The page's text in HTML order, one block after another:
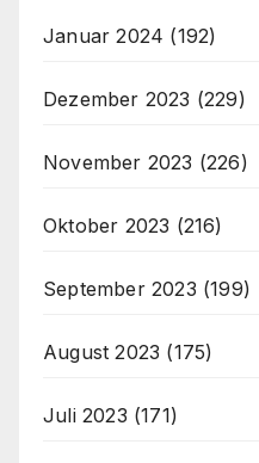
Januar 2024 (192)
Dezember 2023 (229)
November 2023 (226)
Oktober 2023 (216)
September 2023 (199)
August 2023 (175)
Juli 2023 (171)